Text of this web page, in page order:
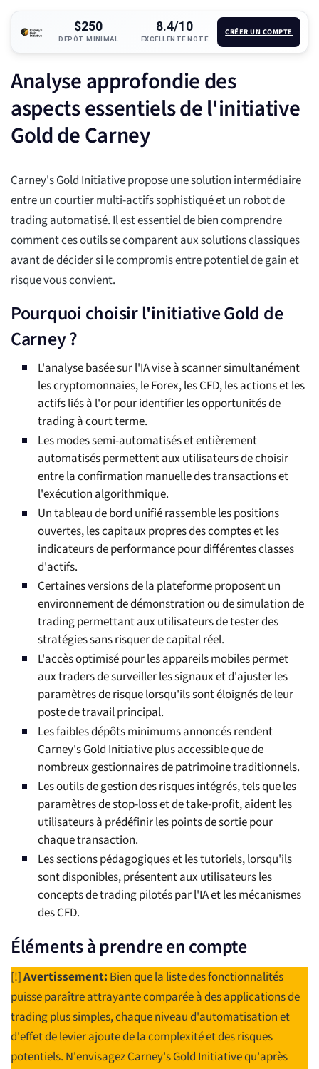
$250
DÉPÔT MINIMAL
8.4/10
EXCELLENTE NOTE
CRÉER UN COMPTE
Analyse approfondie des
aspects essentiels de l'initiative
Gold de Carney
Carney's Gold Initiative propose une solution intermédiaire
entre un courtier multi-actifs sophistiqué et un robot de
trading automatisé. Il est essentiel de bien comprendre
comment ces outils se comparent aux solutions classiques
avant de décider si le compromis entre potentiel de gain et
risque vous convient.
Pourquoi choisir l'initiative Gold de
Carney ?
L'analyse basée sur l'IA vise à scanner simultanément
les cryptomonnaies, le Forex, les CFD, les actions et les
actifs liés à l'or pour identifier les opportunités de
trading à court terme.
Les modes semi-automatisés et entièrement
automatisés permettent aux utilisateurs de choisir
entre la confirmation manuelle des transactions et
l'exécution algorithmique.
Un tableau de bord unifié rassemble les positions
ouvertes, les capitaux propres des comptes et les
indicateurs de performance pour différentes classes
d'actifs.
Certaines versions de la plateforme proposent un
environnement de démonstration ou de simulation de
trading permettant aux utilisateurs de tester des
stratégies sans risquer de capital réel.
L'accès optimisé pour les appareils mobiles permet
aux traders de surveiller les signaux et d'ajuster les
paramètres de risque lorsqu'ils sont éloignés de leur
poste de travail principal.
Les faibles dépôts minimums annoncés rendent
Carney's Gold Initiative plus accessible que de
nombreux gestionnaires de patrimoine traditionnels.
Les outils de gestion des risques intégrés, tels que les
paramètres de stop-loss et de take-profit, aident les
utilisateurs à prédéfinir les points de sortie pour
chaque transaction.
Les sections pédagogiques et les tutoriels, lorsqu'ils
sont disponibles, présentent aux utilisateurs les
concepts de trading pilotés par l'IA et les mécanismes
des CFD.
Éléments à prendre en compte
[!]Avertissement: Bien que la liste des fonctionnalités
puisse paraître attrayante comparée à des applications de
trading plus simples, chaque niveau d'automatisation et
d'effet de levier ajoute de la complexité et des risques
potentiels. N'envisagez Carney's Gold Initiative qu'après